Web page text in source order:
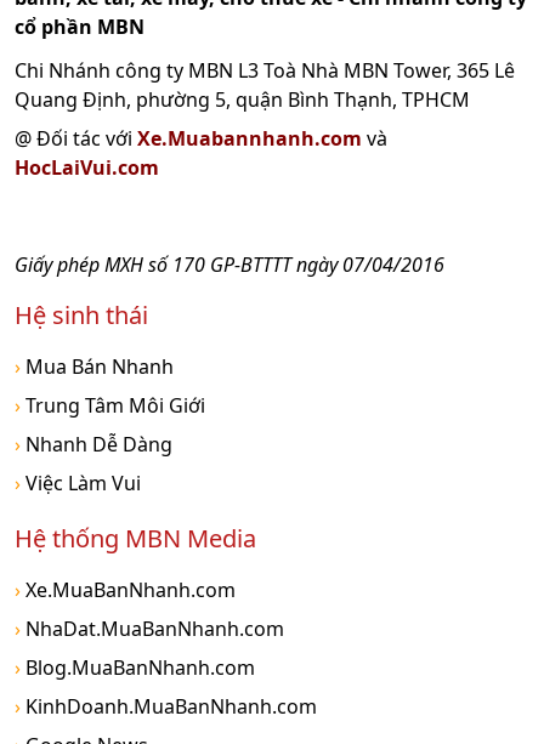
cổ phần MBN
Chi Nhánh công ty MBN L3 Toà Nhà MBN Tower, 365 Lê
Quang Định, phường 5, quận Bình Thạnh, TPHCM
@ Đối tác với Xe.Muabannhanh.com và
HocLaiVui.com
Giấy phép MXH số 170 GP-BTTTT ngày 07/04/2016
Hệ sinh thái
› Mua Bán Nhanh
›Trung Tâm Môi Giới
› Nhanh Dễ Dàng
›Việc Làm Vui
Hệ thống MBN Media
›Xe.MuaBanNhanh.com
› NhaDat.MuaBanNhanh.com
› Blog.MuaBanNhanh.com
› KinhDoanh.MuaBanNhanh.com